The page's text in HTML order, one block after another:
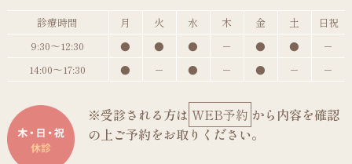
診療時間 月 火 水 木 金 土
日祝
9:30～12:30
● ● ● － ● ●
－
14:00～17:30
● － ● － ● － －
※受診される方は WEB予約 から内容を確認
の上ご予約をお取りください。